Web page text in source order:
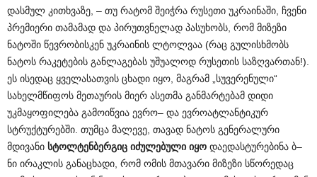
დასმულ კითხვაზე, – თუ რატომ შეიჭრა რუსეთი უკრაინაში, ჩვენი
პრემიერი თამამად და პირუთვნელად პასუხობს, რომ მიზეზი
ნატოში წევრობისკენ უკრაინის ლტოლვაა (რაც გულისხმობს
ნატოს რაკეტების განლაგებას უშუალოდ რუსეთის საზღვართან!).
ეს ისედაც ყველასათვის ცხადი იყო, მაგრამ „სუვერენული“
სახელმწიფოს მეთაურის მიერ ასეთმა განმარტებამ დიდი
უკმაყოფილება გამოიწვია ევრო– და ევროატლანტიკურ
სტრუქტურებში. თუმცა მალევე, თავად ნატოს გენერალური
მდივანი სტოლტენბერგიც იძულებული იყო დაედასტურებინა ბ–
ნი ირაკლის განაცხადი, რომ ომის მთავარი მიზეზი სწორედაც